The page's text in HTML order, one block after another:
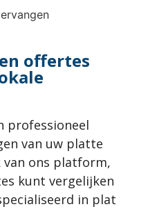
offertes
professioneel
van uw platte
van ons platform,
kunt vergelijken
in plat